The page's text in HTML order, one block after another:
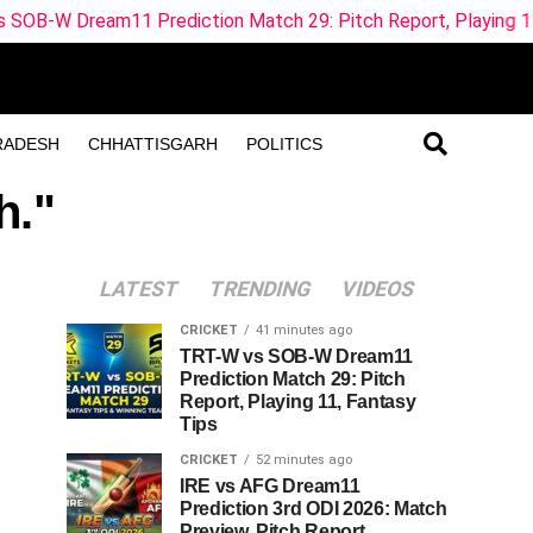
CHHATTISGARH POLITICS
Prediction Match 29: Pitch Report, Playing 11, Fantasy
LATEST TRENDING VIDEOS
CRICKET 41 minutes ago
TRT-W vs SOB-W Dream11
Prediction Match 29: Pitch
Report, Playing 11, Fantasy
Tips
CRICKET 52 minutes ago
IRE vs AFG Dream11
Prediction 3rd ODI 2026: Match